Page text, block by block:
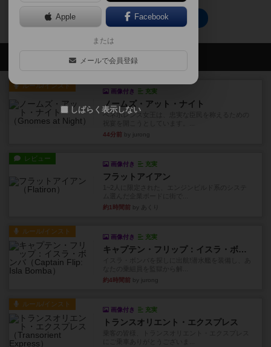
薬屋のひどぃしごとのトップに戻る
会員の新しい投稿
ルール/インスト
画像付き 充実
ノームズ・アット・ナイト
ベネボレンス女王は、忠実な臣民を称えるための
44分前 by jurong
レビュー
画像付き 充実
フラットアイアン
約1時間前 by あくり
ルール/インスト
画像付き 充実
キャプテン・フリップ：イスラ・ボンバ
約4時間前 by jurong
ルール/インスト
画像付き 充実
トランスオリエント・エクスプレス
Apple Facebook
または
メールで会員登録
しばらく表示しない